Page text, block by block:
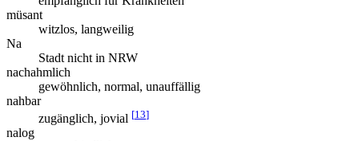
müsant
witzlos, langweilig
Na
Stadt nicht in NRW
nachahmlich
gewöhnlich, normal, unauffällig
nahbar
zugänglich, jovial [13]
nalog